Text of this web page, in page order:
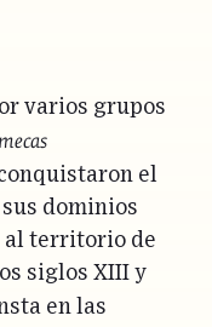
varios grupos
el
dominios
al territorio de
siglos XIII y
en las